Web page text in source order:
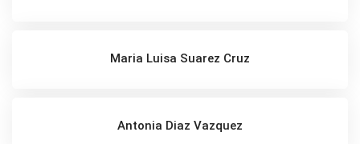
Maria Luisa Suarez Cruz
Antonia Diaz Vazquez